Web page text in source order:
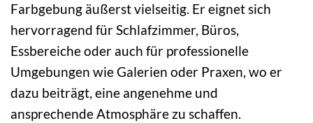
Farbgebung äußerst vielseitig. Er eignet sich
hervorragend für Schlafzimmer, Büros,
Essbereiche oder auch für professionelle
Umgebungen wie Galerien oder Praxen, wo er
dazu beiträgt, eine angenehme und
ansprechende Atmosphäre zu schaffen.